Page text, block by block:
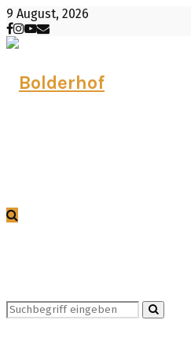
9 August, 2026
Facebook
Instagram
Youtube
Email
Search
Search